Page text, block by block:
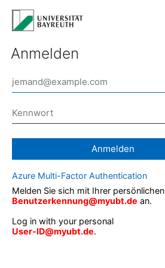
Anmelden
Anmelden
Azure Multi-Factor Authentication
Melden Sie sich mit Ihrer persönlichen
Benutzerkennung@myubt.de an.
Log in with your personal
User-ID@myubt.de.